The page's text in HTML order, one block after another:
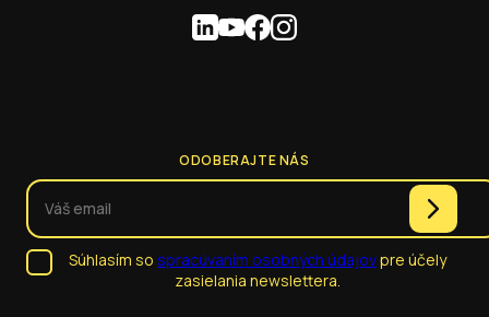
ODOBERAJTE NÁS
Súhlasím so spracúvaním osobných údajovpre účely
zasielania newslettera.